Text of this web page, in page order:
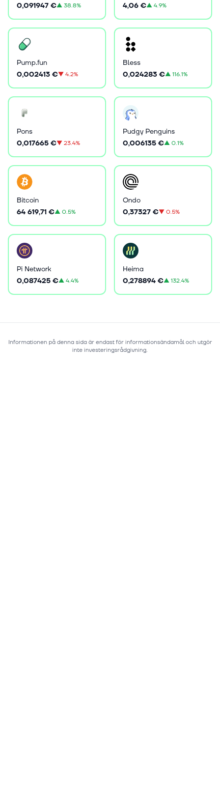
0,091947 €▲38.8% 4,06 €▲4.9%
Pump.fun
0,002413 €▼4.2%
Bless
0,024283 €▲116.1%
Pons
0,017665 €▼23.4%
Pudgy Penguins
0,006135 €▲0.1%
Bitcoin
64 619,71 €▲0.5%
Ondo
0,37327 €▼0.5%
Pi Network
0,087425 €▲4.4%
Heima
0,278894 €▲132.4%
Informationen på denna sida är endast för informationsändamål och utgör
inte investeringsrådgivning.